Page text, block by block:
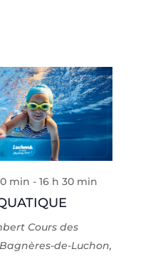
min -16 h 30 min
Cours des
de-Luchon,